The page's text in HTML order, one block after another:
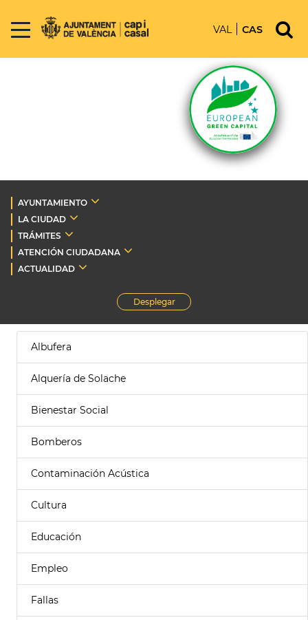
VAL CAS
AYUNTAMIENTO
LA CIUDAD
TRÁMITES
ATENCIÓN CIUDADANA
ACTUALIDAD
Desplegar
Albufera
Alquería de Solache
Bienestar Social
Bomberos
Contaminación Acústica
Cultura
Educación
Empleo
Fallas